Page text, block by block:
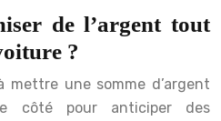
de l’argent tout
?
mettre une somme d’argent
côté pour anticiper des